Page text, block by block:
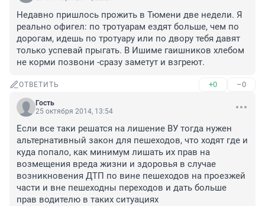
Недавно пришлось прожить в Тюмени две недели. Я
реально офигел: по тротуарам ездят больше, чем по
дорогам, идешь по тротуару или по двору тебя давят
только успевай прыгать. В Ишиме гаишников хлебом
не корми позвони -сразу заметут и взгреют.
ОТВЕТИТЬ +0 –0
Гость
25 октября 2014, 13:54
Если все таки решатся на лишение ВУ тогда нужен
альтернативный закон для пешеходов, что ходят где и
куда попало, как минимум лишать их прав на
возмещения вреда жизни и здоровья в случае
возникновения ДТП по вине пешеходов на проезжей
части и вне пешеходны переходов и дать больше
прав водителю в таких ситуациях